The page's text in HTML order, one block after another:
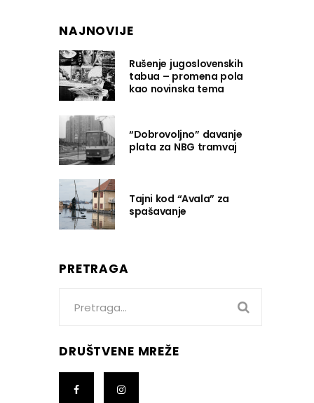
NAJNOVIJE
Rušenje jugoslovenskih
tabua – promena pola
kao novinska tema
“Dobrovoljno” davanje
plata za NBG tramvaj
Tajni kod “Avala” za
spašavanje
PRETRAGA
DRUŠTVENE MREŽE